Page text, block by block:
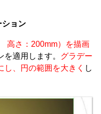
ョン
高さ：200mm）を描画
適用します。 グラデー
、円の範囲を大きく し